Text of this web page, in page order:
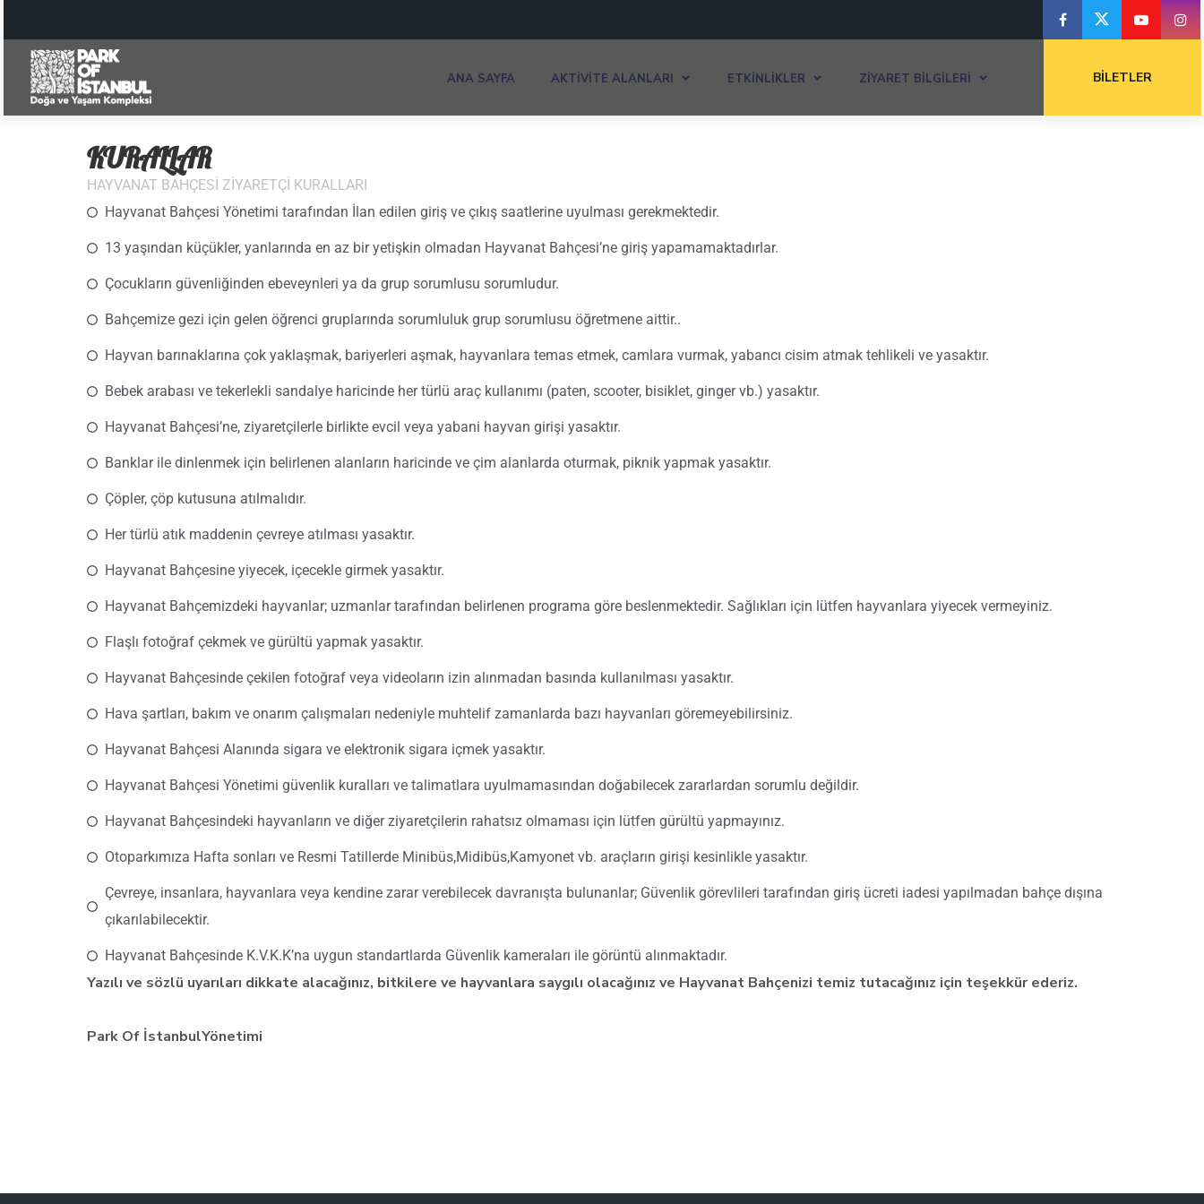
ANA SAYFA AKTIVITE ALANLARI ETKINLIKLER ZIYARET BILGILERI BILETLER
KURALLAR
HAYVANAT BAHÇESİ ZİYARETÇİ KURALLARI
Hayvanat Bahçesi Yönetimi tarafından İlan edilen giriş ve çıkış saatlerine uyulması gerekmektedir.
13 yaşından küçükler, yanlarında en az bir yetişkin olmadan Hayvanat Bahçesi’ne giriş yapamamaktadırlar.
Çocukların güvenliğinden ebeveynleri ya da grup sorumlusu sorumludur.
Bahçemize gezi için gelen öğrenci gruplarında sorumluluk grup sorumlusu öğretmene aittir..
Hayvan barınaklarına çok yaklaşmak, bariyerleri aşmak, hayvanlara temas etmek, camlara vurmak, yabancı cisim atmak tehlikeli ve yasaktır.
Bebek arabası ve tekerlekli sandalye haricinde her türlü araç kullanımı (paten, scooter, bisiklet, ginger vb.) yasaktır.
Hayvanat Bahçesi’ne, ziyaretçilerle birlikte evcil veya yabani hayvan girişi yasaktır.
Banklar ile dinlenmek için belirlenen alanların haricinde ve çim alanlarda oturmak, piknik yapmak yasaktır.
Çöpler, çöp kutusuna atılmalıdır.
Her türlü atık maddenin çevreye atılması yasaktır.
Hayvanat Bahçesine yiyecek, içecekle girmek yasaktır.
Hayvanat Bahçemizdeki hayvanlar; uzmanlar tarafından belirlenen programa göre beslenmektedir. Sağlıkları için lütfen hayvanlara yiyecek vermeyiniz.
Flaşlı fotoğraf çekmek ve gürültü yapmak yasaktır.
Hayvanat Bahçesinde çekilen fotoğraf veya videoların izin alınmadan basında kullanılması yasaktır.
Hava şartları, bakım ve onarım çalışmaları nedeniyle muhtelif zamanlarda bazı hayvanları göremeyebilirsiniz.
Hayvanat Bahçesi Alanında sigara ve elektronik sigara içmek yasaktır.
Hayvanat Bahçesi Yönetimi güvenlik kuralları ve talimatlara uyulmamasından doğabilecek zararlardan sorumlu değildir.
Hayvanat Bahçesindeki hayvanların ve diğer ziyaretçilerin rahatsız olmaması için lütfen gürültü yapmayınız.
Otoparkımıza Hafta sonları ve Resmi Tatillerde Minibüs,Midibüs,Kamyonet vb. araçların girişi kesinlikle yasaktır.
Çevreye, insanlara, hayvanlara veya kendine zarar verebilecek davranışta bulunanlar; Güvenlik görevlileri tarafından giriş ücreti iadesi yapılmadan bahçe dışına
çıkarılabilecektir.
Hayvanat Bahçesinde K.V.K.K’na uygun standartlarda Güvenlik kameraları ile görüntü alınmaktadır.
Yazılı ve sözlü uyarıları dikkate alacağınız, bitkilere ve hayvanlara saygılı olacağınız ve Hayvanat Bahçenizi temiz tutacağınız için teşekkür ederiz.
Park Of İstanbulYönetimi